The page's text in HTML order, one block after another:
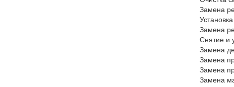
Замена
Замена
Снятие и
Замена
Замена
Замена
Замена